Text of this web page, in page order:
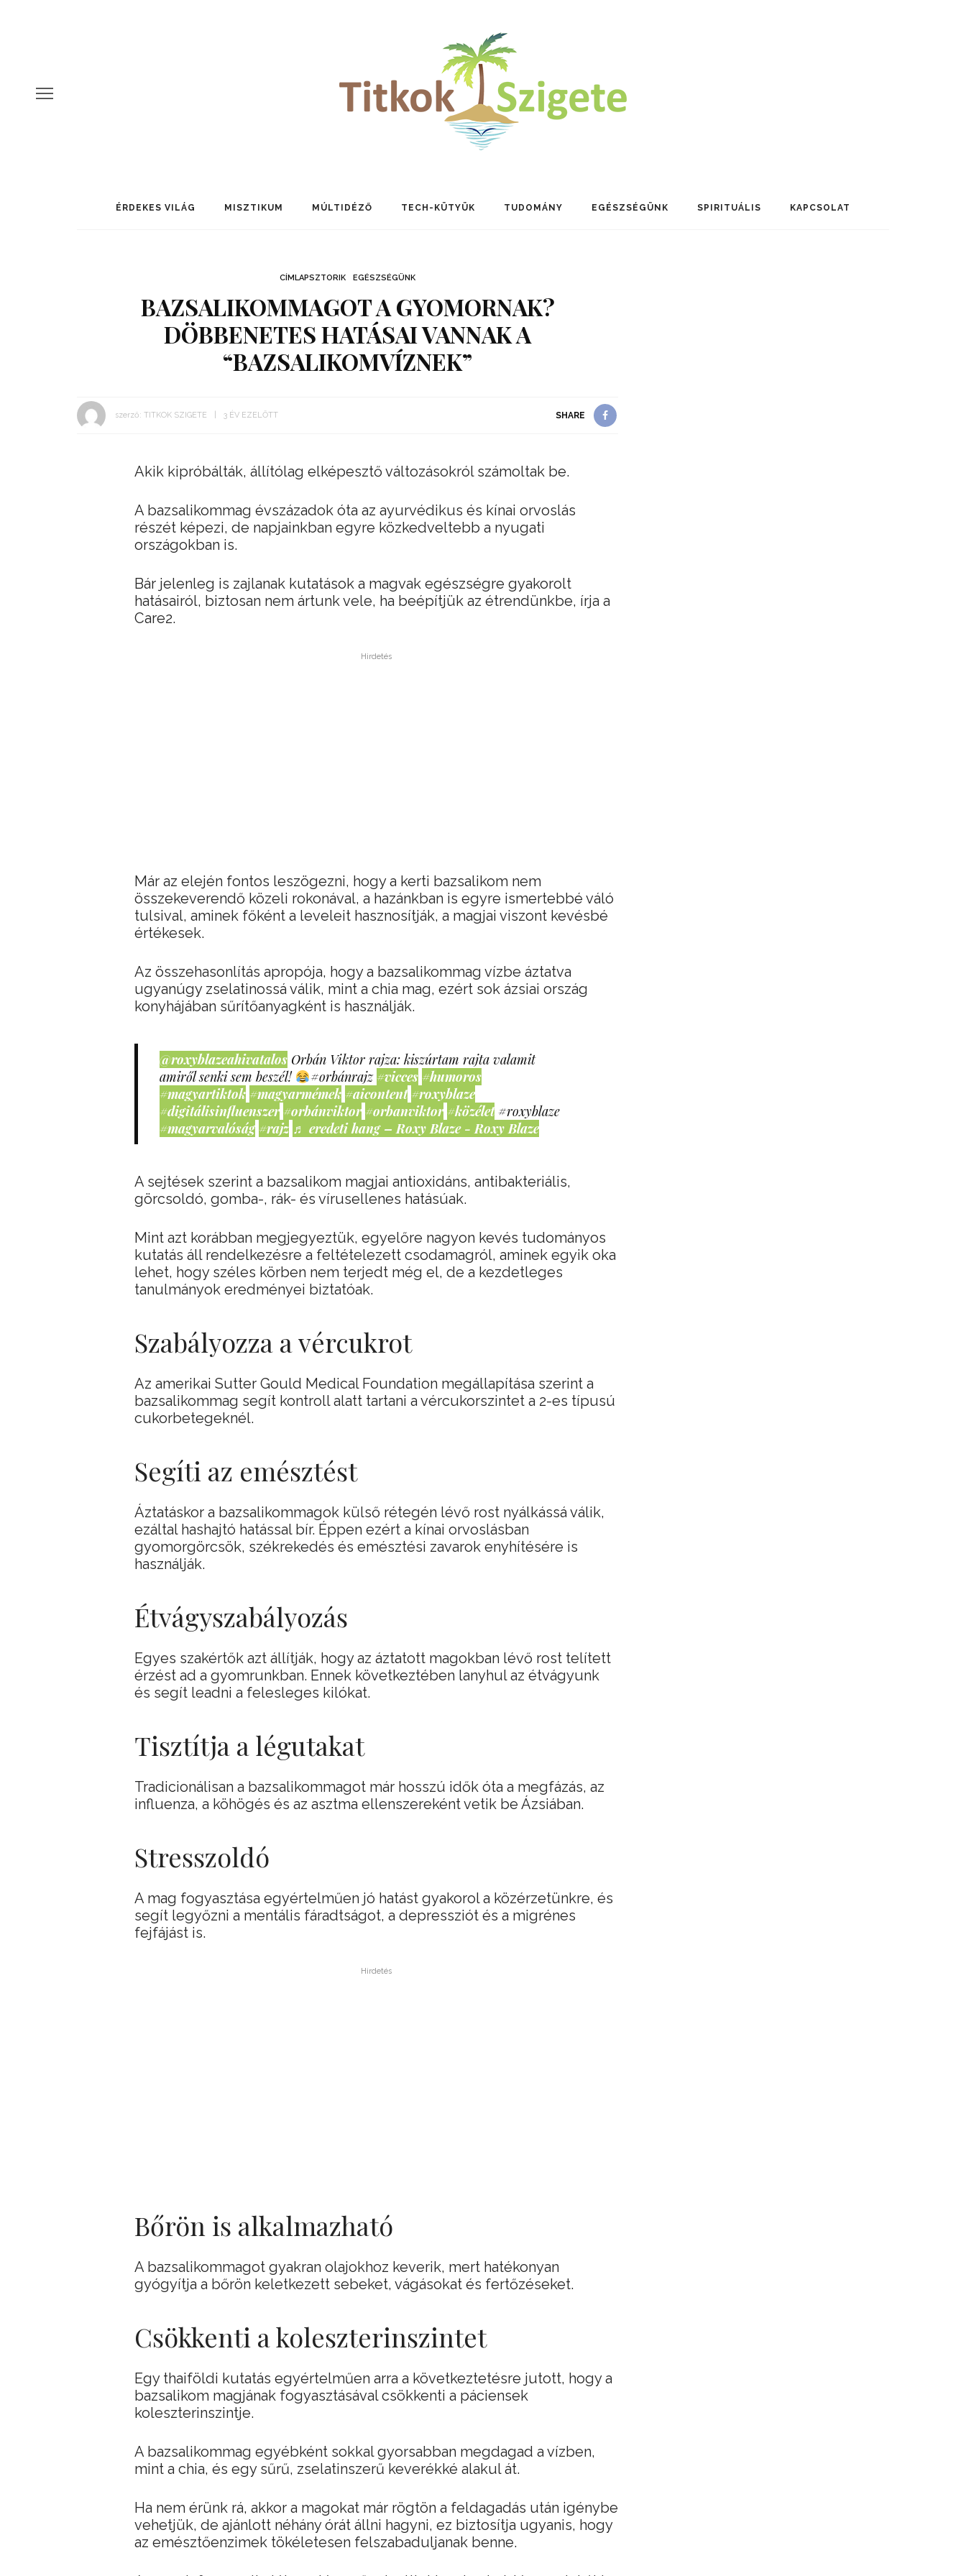
ÉRDEKES VILÁG MISZTIKUM MÚLTIDÉZŐ TECH-KÜTYÜK TUDOMÁNY EGÉSZSÉGÜNK SPIRITUÁLIS KAPCSOLAT
CÍMLAPSZTORIK EGÉSZSÉGÜNK
BAZSALIKOMMAGOT A GYOMORNAK?
DÖBBENETES HATÁSAI VANNAK A
“BAZSALIKOMVÍZNEK”
szerző: TITKOK SZIGETE 3 ÉV EZELŐTT SHARE
Akik kipróbálták, állítólag elképesztő változásokról számoltak be.
A bazsalikommag évszázadok óta az ayurvédikus és kínai orvoslás
részét képezi, de napjainkban egyre közkedveltebb a nyugati
országokban is.
Bár jelenleg is zajlanak kutatások a magvak egészségre gyakorolt
hatásairól, biztosan nem ártunk vele, ha beépítjük az étrendünkbe, írja a
Care2.
Hirdetés
Már az elején fontos leszögezni, hogy a kerti bazsalikom nem
összekeverendő közeli rokonával, a hazánkban is egyre ismertebbé váló
tulsival, aminek főként a leveleit hasznosítják, a magjai viszont kevésbé
értékesek.
Az összehasonlítás apropója, hogy a bazsalikommag vízbe áztatva
ugyanúgy zselatinossá válik, mint a chia mag, ezért sok ázsiai ország
konyhájában sűrítőanyagként is használják.
@roxyblazeahivatalos Orbán Viktor rajza: kiszúrtam rajta valamit
amiről senki sem beszél!
#orbánrajz #vicces #humoros
#magyartiktok #magyarmémek #aicontent #roxyblaze
#digitálisinfluenszer #orbánviktor #orbanviktor #közélet #roxyblaze
#magyarvalóság #rajz ♬ eredeti hang – Roxy Blaze - Roxy Blaze
A sejtések szerint a bazsalikom magjai antioxidáns, antibakteriális,
görcsoldó, gomba-, rák- és vírusellenes hatásúak.
Mint azt korábban megjegyeztük, egyelőre nagyon kevés tudományos
kutatás áll rendelkezésre a feltételezett csodamagról, aminek egyik oka
lehet, hogy széles körben nem terjedt még el, de a kezdetleges
tanulmányok eredményei biztatóak.
Szabályozza a vércukrot
Az amerikai Sutter Gould Medical Foundation megállapítása szerint a
bazsalikommag segít kontroll alatt tartani a vércukorszintet a 2-es típusú
cukorbetegeknél.
Segíti az emésztést
Áztatáskor a bazsalikommagok külső rétegén lévő rost nyálkássá válik,
ezáltal hashajtó hatással bír. Éppen ezért a kínai orvoslásban
gyomorgörcsök, székrekedés és emésztési zavarok enyhítésére is
használják.
Étvágyszabályozás
Egyes szakértők azt állítják, hogy az áztatott magokban lévő rost telített
érzést ad a gyomrunkban. Ennek következtében lanyhul az étvágyunk
és segít leadni a felesleges kilókat.
Tisztítja a légutakat
Tradicionálisan a bazsalikommagot már hosszú idők óta a megfázás, az
influenza, a köhögés és az asztma ellenszereként vetik be Ázsiában.
Stresszoldó
A mag fogyasztása egyértelműen jó hatást gyakorol a közérzetünkre, és
segít legyőzni a mentális fáradtságot, a depressziót és a migrénes
fejfájást is.
Hirdetés
Bőrön is alkalmazható
A bazsalikommagot gyakran olajokhoz keverik, mert hatékonyan
gyógyítja a bőrön keletkezett sebeket, vágásokat és fertőzéseket.
Csökkenti a koleszterinszintet
Egy thaiföldi kutatás egyértelműen arra a következtetésre jutott, hogy a
bazsalikom magjának fogyasztásával csökkenti a páciensek
koleszterinszintje.
A bazsalikommag egyébként sokkal gyorsabban megdagad a vízben,
mint a chia, és egy sűrű, zselatinszerű keverékké alakul át.
Ha nem érünk rá, akkor a magokat már rögtön a feldagadás után igénybe
vehetjük, de ajánlott néhány órát állni hagyni, ez biztosítja ugyanis, hogy
az emésztőenzimek tökéletesen felszabaduljanak benne.